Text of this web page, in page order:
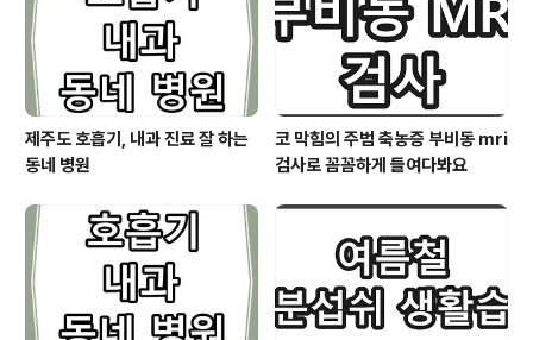
일 진료 14:00~18:00 서울 스마트 치과의원 032..
제주도 호흡기, 내과 진료 잘 하는
동네 병원
코 막힘의 주범 축농증 부비동 mri
검사로 꼼꼼하게 들여다봐요